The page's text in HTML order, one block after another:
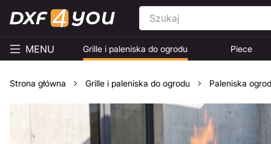
MENU Grille i paleniska do ogrodu Piece
Strona główna Grille i paleniska do ogrodu Paleniska